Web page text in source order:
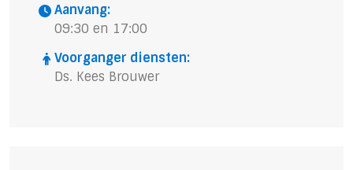
Aanvang:
09:30 en 17:00
Voorganger diensten:
Ds. Kees Brouwer